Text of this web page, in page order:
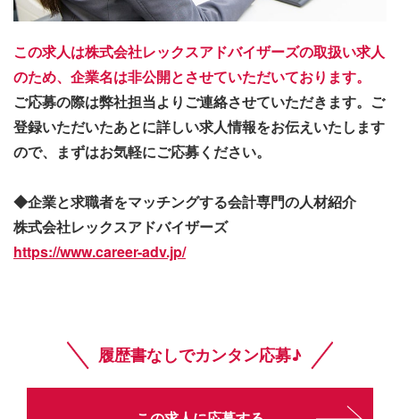
この求人は株式会社レックスアドバイザーズの取扱い求人
のため、企業名は非公開とさせていただいております。
ご応募の際は弊社担当よりご連絡させていただきます。ご
登録いただいたあとに詳しい求人情報をお伝えいたします
ので、まずはお気軽にご応募ください。
◆企業と求職者をマッチングする会計専門の人材紹介
株式会社レックスアドバイザーズ
https://www.career-adv.jp/
履歴書なしでカンタン応募♪